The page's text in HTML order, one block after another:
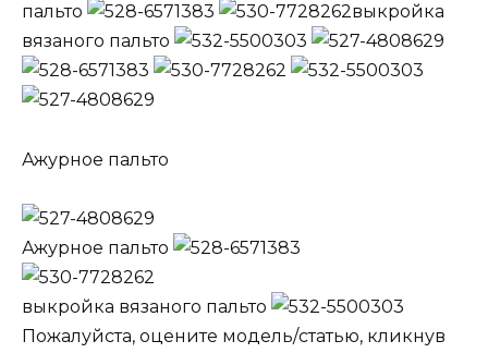
пальто
выкройка
вязаного пальто
Ажурное пальто
Ажурное пальто
выкройка вязаного пальто
Пожалуйста, оцените модель/статью, кликнув